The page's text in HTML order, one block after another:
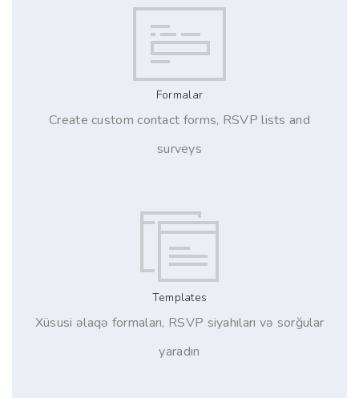
Formalar
Create custom contact forms, RSVP lists and
surveys
Templates
Xüsusi əlaqə formaları, RSVP siyahıları və sorğular
yaradın